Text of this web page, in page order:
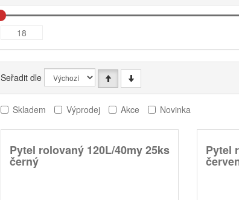
Seřadit dle
Skladem Výprodej Akce Novinka
Pytel rolovaný 120L/40my 25ks
černý
Pytel